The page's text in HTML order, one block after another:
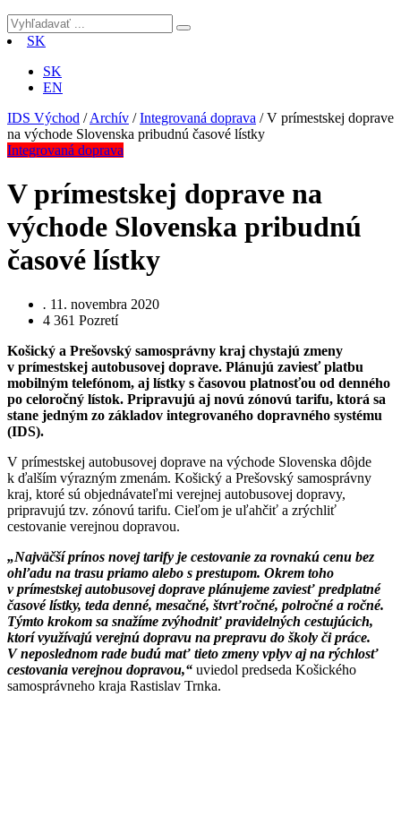
SK
SK
EN
IDS Východ /Archív /Integrovaná doprava /V prímestskej doprave
na východe Slovenska pribudnú časové lístky
Integrovaná doprava
V prímestskej doprave na
východe Slovenska pribudnú
časové lístky
. 11. novembra 2020
4 361 Pozretí
Košický a Prešovský samosprávny kraj chystajú zmeny
v prímestskej autobusovej doprave. Plánujú zaviesť platbu
mobilným telefónom, aj lístky s časovou platnosťou od denného
po celoročný lístok. Pripravujú aj novú zónovú tarifu, ktorá sa
stane jedným zo základov integrovaného dopravného systému
(IDS).
V prímestskej autobusovej doprave na východe Slovenska dôjde
k ďalším výrazným zmenám. Košický a Prešovský samosprávny
kraj, ktoré sú objednávateľmi verejnej autobusovej dopravy,
pripravujú tzv. zónovú tarifu. Cieľom je uľahčiť a zrýchliť
cestovanie verejnou dopravou.
„Najväčší prínos novej tarify je cestovanie za rovnakú cenu bez
ohľadu na trasu priamo alebo s prestupom. Okrem toho
v prímestskej autobusovej doprave plánujeme zaviesť predplatné
časové lístky, teda denné, mesačné, štvrťročné, polročné a ročné.
Týmto krokom sa snažíme zvýhodniť pravidelných cestujúcich,
ktorí využívajú verejnú dopravu na prepravu do školy či práce.
V neposlednom rade budú mať tieto zmeny vplyv aj na rýchlosť
cestovania verejnou dopravou,“ uviedol predseda Košického
samosprávneho kraja Rastislav Trnka.